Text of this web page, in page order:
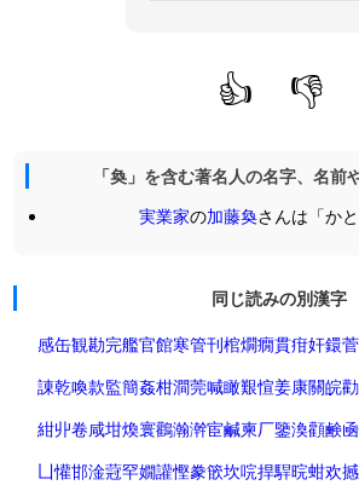
👍 👎
「奐」を含む著名人の名字、名前
実業家の加藤奐さんは「かと
同じ読みの別漢字
感缶観勘完艦官館寒管刊棺燗癇貫疳奸鐶菅
諌乾喚款監簡姦柑澗莞喊瞰艱愃姜康關皖勸
紺丱卷咸坩煥寰鸛瀚澣宦鹹柬厂鑒渙顴鹸凾
凵懽邯淦蒄罕嫺讙慳豢篏坎唍捍駻晥蚶欢撼